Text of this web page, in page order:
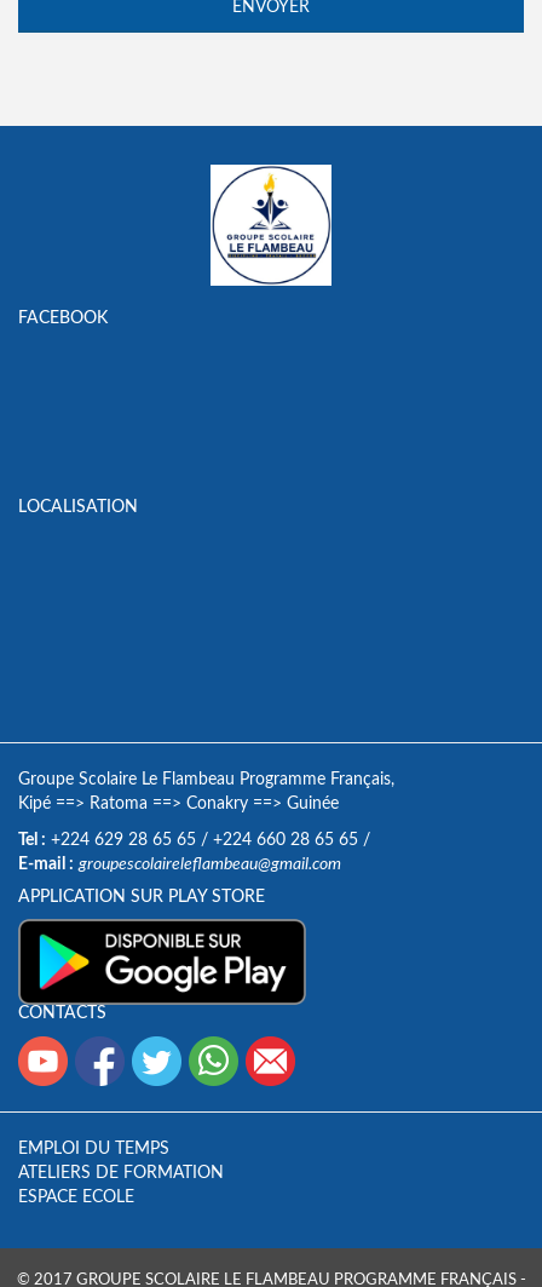
FACEBOOK
LOCALISATION
Groupe Scolaire Le Flambeau Programme Français,
Kipé ==> Ratoma ==> Conakry ==> Guinée
Tel : +224 629 28 65 65 / +224 660 28 65 65 /
E-mail : groupescolaireleflambeau@gmail.com
APPLICATION SUR PLAY STORE
CONTACTS
EMPLOI DU TEMPS
ATELIERS DE FORMATION
ESPACE ECOLE
© 2017 GROUPE SCOLAIRE LE FLAMBEAU PROGRAMME FRANÇAIS -